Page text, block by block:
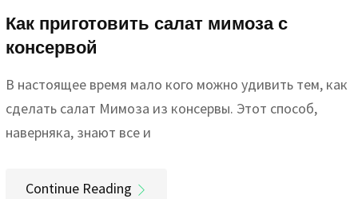
Как приготовить салат мимоза с
консервой
В настоящее время мало кого можно удивить тем, как
сделать салат Мимоза из консервы. Этот способ,
наверняка, знают все и
Continue Reading